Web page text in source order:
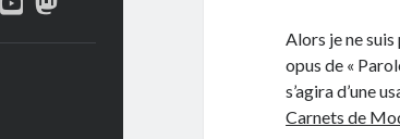
Alors je ne
opus de «
s’agira d’une
Carnets de